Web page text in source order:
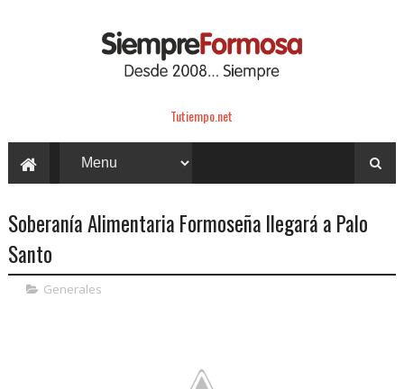
Tutiempo.net
Soberanía Alimentaria Formoseña llegará a Palo
Santo
Generales